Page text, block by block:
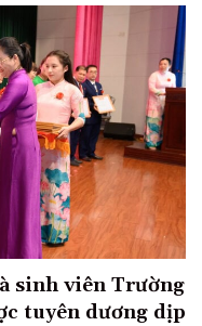
sinh viên Trường
tuyên dương dịp